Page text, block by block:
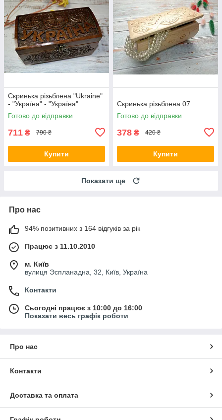
Скринька різьблена "Ukraine"
- "Україна" - "Україна"
Готово до відправки
711 ₴ 790 ₴
Купити
Скринька різьблена 07
Готово до відправки
378 ₴ 420 ₴
Купити
Показати ще
Про нас
94% позитивних з 164 відгуків за рік
Працює з 11.10.2010
м. Київ
вулиця Эспланадна, 32, Київ, Україна
Контакти
Сьогодні працює з 10:00 до 16:00
Показати весь графік роботи
Про нас
Контакти
Доставка та оплата